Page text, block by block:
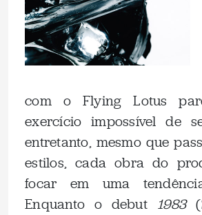
com o Flying Lotus
exercício impossível de
entretanto, mesmo que
estilos, cada obra do
focar em uma
Enquanto o debut 1983